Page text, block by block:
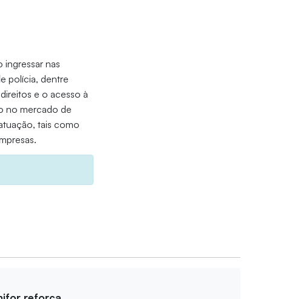
nas
polícia, dentre
e o acesso à
no mercado de
tais como